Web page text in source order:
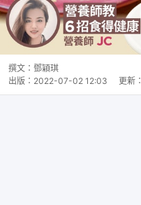
撰文： 鄧穎琪
出版： 2022-07-02 12:03 更新：